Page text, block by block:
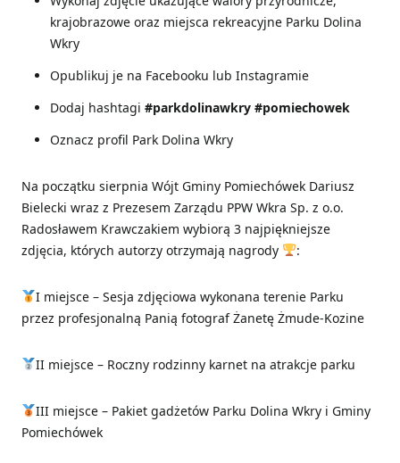
krajobrazowe oraz miejsca rekreacyjne Parku Dolina
Wkry
Opublikuj je na Facebooku lub Instagramie
Dodaj hashtagi #parkdolinawkry #pomiechowek
Oznacz profil Park Dolina Wkry
Na początku sierpnia Wójt Gminy Pomiechówek Dariusz
Bielecki wraz z Prezesem Zarządu PPW Wkra Sp. z o.o.
Radosławem Krawczakiem wybiorą 3 najpiękniejsze
zdjęcia, których autorzy otrzymają nagrody
:
I miejsce – Sesja zdjęciowa wykonana terenie Parku
przez profesjonalną Panią fotograf Żanetę Żmude-Kozine
II miejsce – Roczny rodzinny karnet na atrakcje parku
III miejsce – Pakiet gadżetów Parku Dolina Wkry i Gminy
Pomiechówek